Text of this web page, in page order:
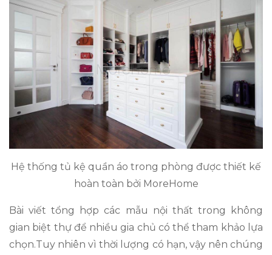
Hệ thống tủ kệ quần áo trong phòng được thiết kế
hoàn toàn bởi MoreHome
Bài viết tổng hợp các mẫu nội thất trong không
gian biệt thự để nhiều gia chủ có thể tham khảo lựa
chọn.Tuy nhiên vì thời lượng có hạn, vậy nên chúng